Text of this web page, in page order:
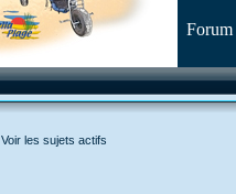
Forum
Voir les sujets actifs